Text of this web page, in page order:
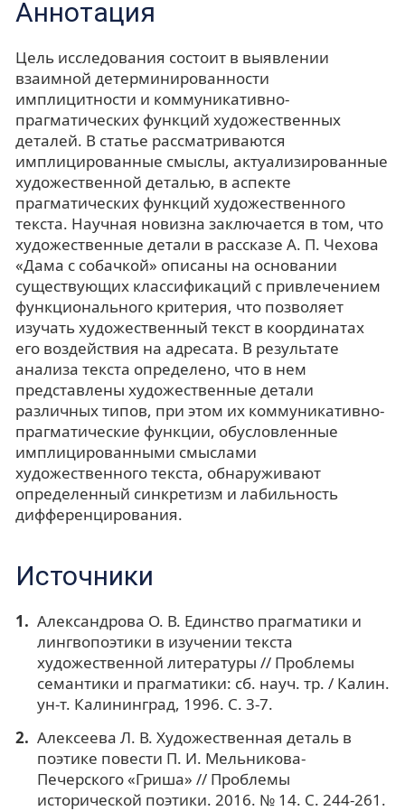
Аннотация
Цель исследования состоит в выявлении
взаимной детерминированности
имплицитности и коммуникативно-
прагматических функций художественных
деталей. В статье рассматриваются
имплицированные смыслы, актуализированные
художественной деталью, в аспекте
прагматических функций художественного
текста. Научная новизна заключается в том, что
художественные детали в рассказе А. П. Чехова
«Дама с собачкой» описаны на основании
существующих классификаций с привлечением
функционального критерия, что позволяет
изучать художественный текст в координатах
его воздействия на адресата. В результате
анализа текста определено, что в нем
представлены художественные детали
различных типов, при этом их коммуникативно-
прагматические функции, обусловленные
имплицированными смыслами
художественного текста, обнаруживают
определенный синкретизм и лабильность
дифференцирования.
Источники
Александрова О. В. Единство прагматики и
лингвопоэтики в изучении текста
художественной литературы // Проблемы
семантики и прагматики: сб. науч. тр. / Калин.
ун-т. Калининград, 1996. С. 3-7.
Алексеева Л. В. Художественная деталь в
поэтике повести П. И. Мельникова-
Печерского «Гриша» // Проблемы
исторической поэтики. 2016. № 14. С. 244-261.